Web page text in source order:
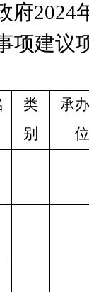
府2024
项建议
类
别
承办
位